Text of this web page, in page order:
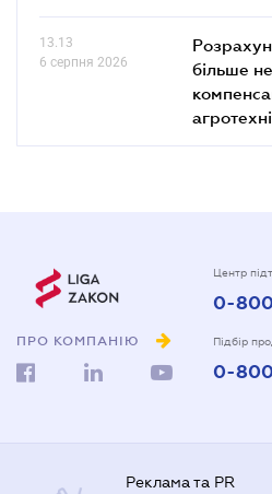
13.13
6 серпня 2026
більше
ПРО КОМПАНІЮ
Центр
0-
Підбір
0-
Реклама та PR